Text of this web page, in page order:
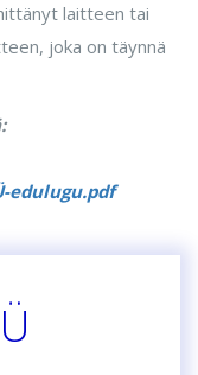
laitteen tai
joka on täynnä
edulugu.pdf